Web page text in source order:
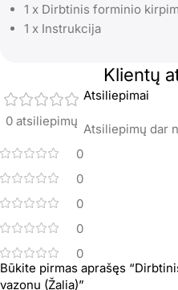
1 x Dirbtinis forminio
1 x Instrukcija
Klientų
0 atsiliepimų
0
0
0
0
0
Atsiliepimai
Atsiliepimų dar
Būkite pirmas aprašęs
vazonu (Žalia)”